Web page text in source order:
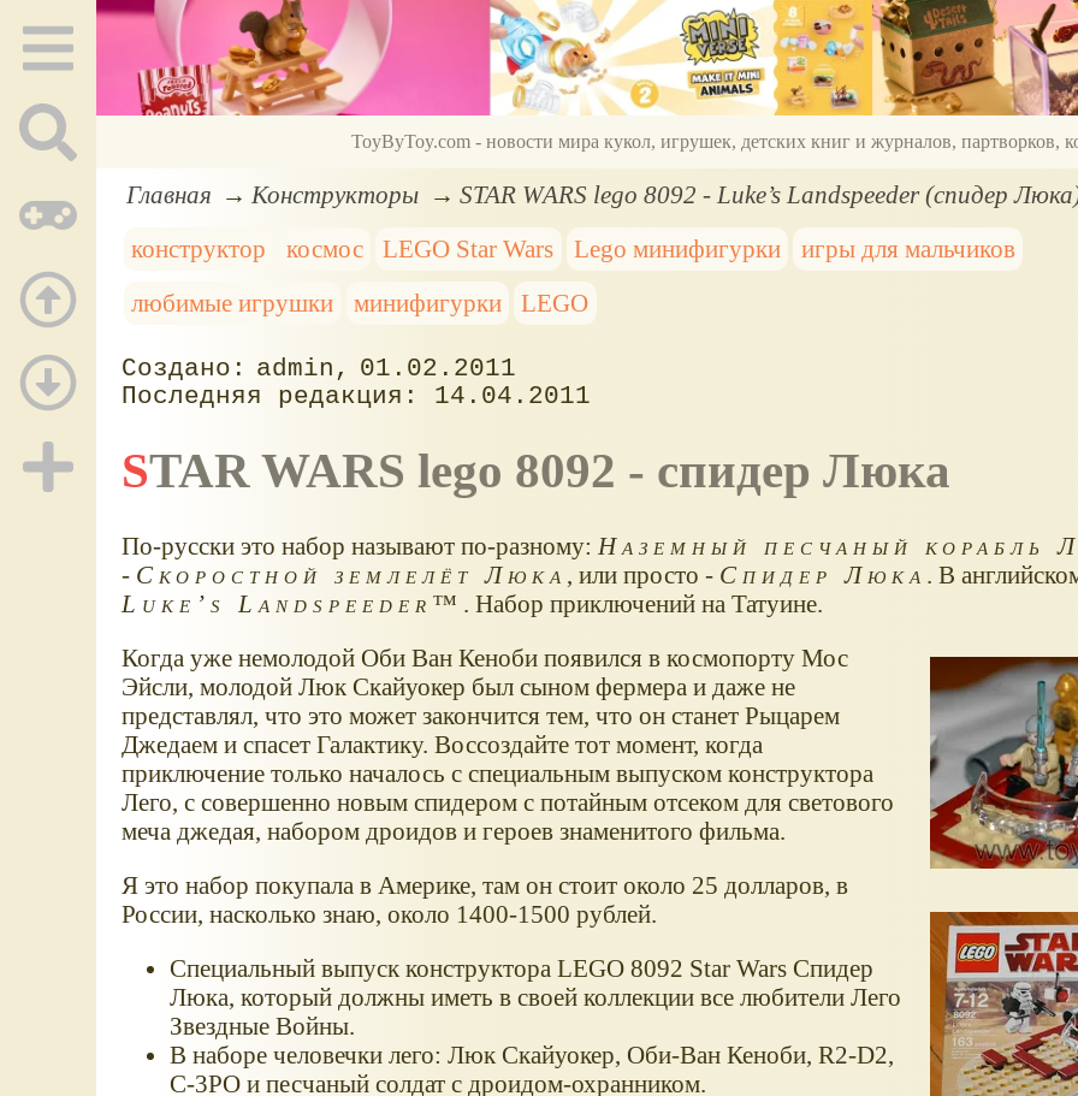
ToyByToy.com - новости мира кукол, игрушек, детских книг и журналов, партворков,
Главная Конструкторы
STAR WARS lego 8092 - Luke’s Landspeeder (спидер
конструктор
космос LEGO Star Wars Lego минифигурки
игры для мальчиков
любимые игрушки
минифигурки LEGO
admin
01.02.2011
14.04.2011
STAR WARS lego 8092 - спидер Люка
По-русски это набор называют по-разному: Наземный песчаный корабль
- Скоростной землелёт Люка , или просто - Спидер Люка . В
Luke’s Landspeeder™ . Набор приключений на Татуине.
Когда уже немолодой Оби Ван Кеноби появился в космопорту Мос
Эйсли, молодой Люк Скайуокер был сыном фермера и даже не
представлял, что это может закончится тем, что он станет Рыцарем
Джедаем и спасет Галактику. Воссоздайте тот момент, когда
приключение только началось с специальным выпуском конструктора
Лего, с совершенно новым спидером с потайным отсеком для светового
меча джедая, набором дроидов и героев знаменитого фильма.
Я это набор покупала в Америке, там он стоит около 25 долларов, в
России, насколько знаю, около 1400-1500 рублей.
Специальный выпуск конструктора LEGO 8092 Star Wars Спидер
Люка, который должны иметь в своей коллекции все любители Лего
Звездные Войны.
В наборе человечки лего: Люк Скайуокер, Оби-Ван Кеноби, R2-D2,
C-3PO и песчаный солдат с дроидом-охранником.